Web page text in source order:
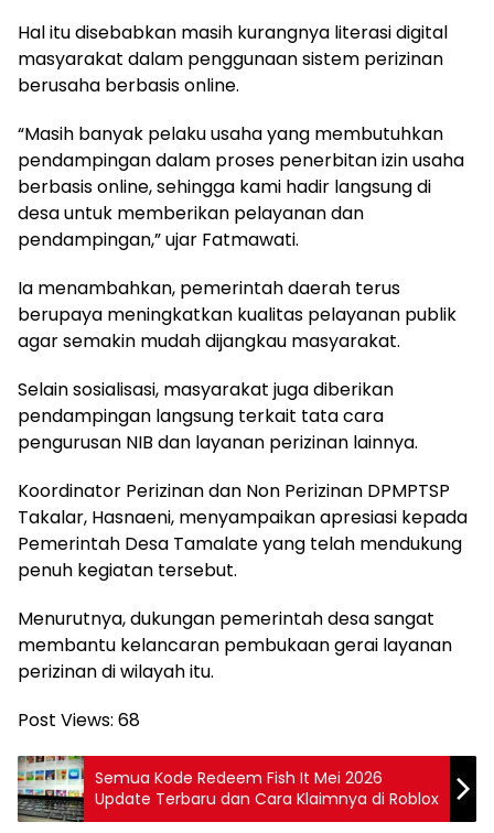
Hal itu disebabkan masih kurangnya literasi digital
masyarakat dalam penggunaan sistem perizinan
berusaha berbasis online.
“Masih banyak pelaku usaha yang membutuhkan
pendampingan dalam proses penerbitan izin usaha
berbasis online, sehingga kami hadir langsung di
desa untuk memberikan pelayanan dan
pendampingan,” ujar Fatmawati.
Ia menambahkan, pemerintah daerah terus
berupaya meningkatkan kualitas pelayanan publik
agar semakin mudah dijangkau masyarakat.
Selain sosialisasi, masyarakat juga diberikan
pendampingan langsung terkait tata cara
pengurusan NIB dan layanan perizinan lainnya.
Koordinator Perizinan dan Non Perizinan DPMPTSP
Takalar, Hasnaeni, menyampaikan apresiasi kepada
Pemerintah Desa Tamalate yang telah mendukung
penuh kegiatan tersebut.
Menurutnya, dukungan pemerintah desa sangat
membantu kelancaran pembukaan gerai layanan
perizinan di wilayah itu.
Post Views: 68
Semua Kode Redeem Fish It Mei 2026
Update Terbaru dan Cara Klaimnya di Roblox